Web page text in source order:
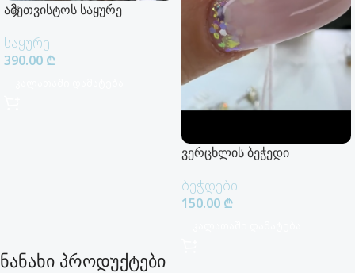
ამეთვისტოს საყურე
საყურე
390.00 ₾
ვერცხლის ბეჭედი
ბეჭდები
150.00 ₾
ნანახი პროდუქტები